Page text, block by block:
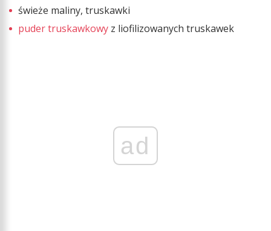
świeże maliny, truskawki
puder truskawkowy z liofilizowanych truskawek
ad